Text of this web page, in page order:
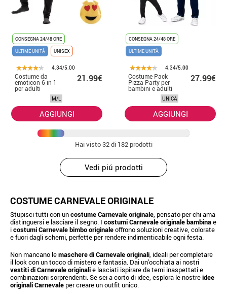
CONSEGNA 24/48 ORE
ULTIME UNITÀ
UNISEX
4.34/5.00
Costume da
emoticon 6 in 1
per adulti
21.99€
M/L
AGGIUNGI
CONSEGNA 24/48 ORE
ULTIME UNITÀ
4.34/5.00
Costume Pack
Pizza Party per
bambini e adulti
27.99€
UNICA
AGGIUNGI
Hai visto32di 182 prodotti
Vedi piú prodotti
COSTUME CARNEVALE ORIGINALE
Stupisci tutti con uncostume Carnevale originale, pensato per chi ama
distinguersi e lasciare il segno. I costumi Carnevale originale bambinae
icostumi Carnevale bimbo originaleoffrono soluzioni creative, colorate
e fuori dagli schemi, perfette per rendere indimenticabile ogni festa.
Non mancano lemaschere di Carnevale originali, ideali per completare
il look con un tocco di mistero e fantasia. Dai un’occhiata ai nostri
vestiti di Carnevale originalie lasciati ispirare da temi inaspettati e
combinazioni sorprendenti. Se sei a corto di idee, esplora le nostreidee
originali Carnevaleper creare un outfit unico.